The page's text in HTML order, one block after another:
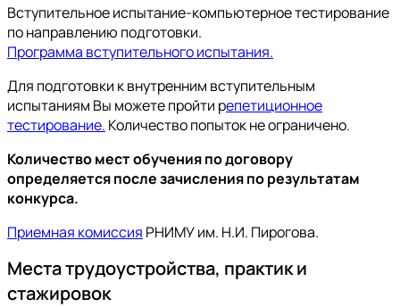
Вступительное испытание-компьютерное тестирование
по направлению подготовки.
Программа вступительного испытания.
Для подготовки к внутренним вступительным
испытаниям Вы можете пройти репетиционное
тестирование. Количество попыток не ограничено.
Количество мест обучения по договору
определяется после зачисления по результатам
конкурса.
Приемная комиссия РНИМУ им. Н.И. Пирогова.
Места трудоустройства, практик и
стажировок